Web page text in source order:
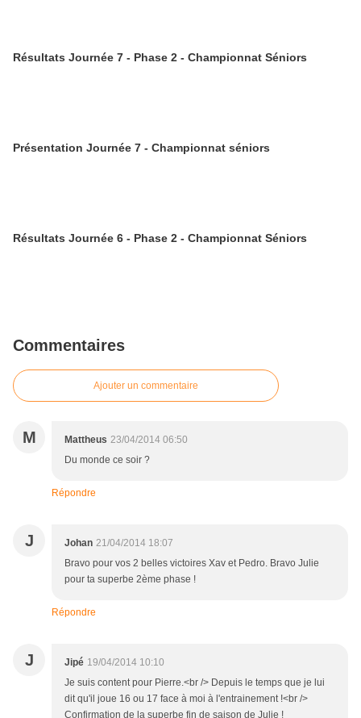
Résultats Journée 7 - Phase 2 - Championnat Séniors
Présentation Journée 7 - Championnat séniors
Résultats Journée 6 - Phase 2 - Championnat Séniors
Commentaires
Ajouter un commentaire
M Mattheus 23/04/2014 06:50
Du monde ce soir ?
Répondre
J Johan 21/04/2014 18:07
Bravo pour vos 2 belles victoires Xav et Pedro. Bravo Julie
pour ta superbe 2ème phase !
Répondre
J Jipé 19/04/2014 10:10
Je suis content pour Pierre.<br /> Depuis le temps que je lui
dit qu'il joue 16 ou 17 face à moi à l'entrainement !<br />
Confirmation de la superbe fin de saison de Julie !